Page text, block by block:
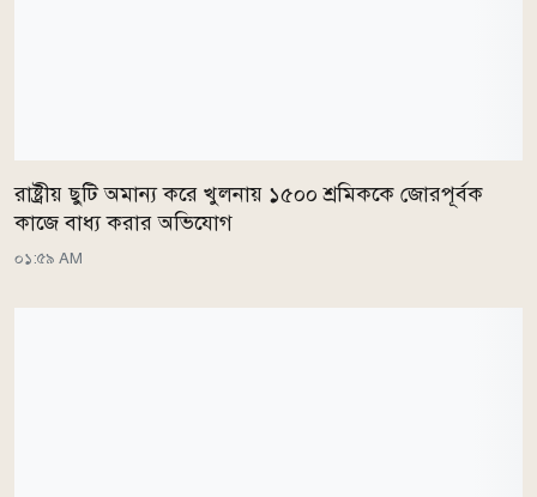
রাষ্ট্রীয় ছুটি অমান্য করে খুলনায় ১৫০০ শ্রমিককে জোরপূর্বক
কাজে বাধ্য করার অভিযোগ
০১:৫৯ AM